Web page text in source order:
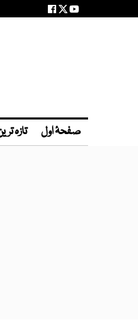
صفحۂ اول تازہ